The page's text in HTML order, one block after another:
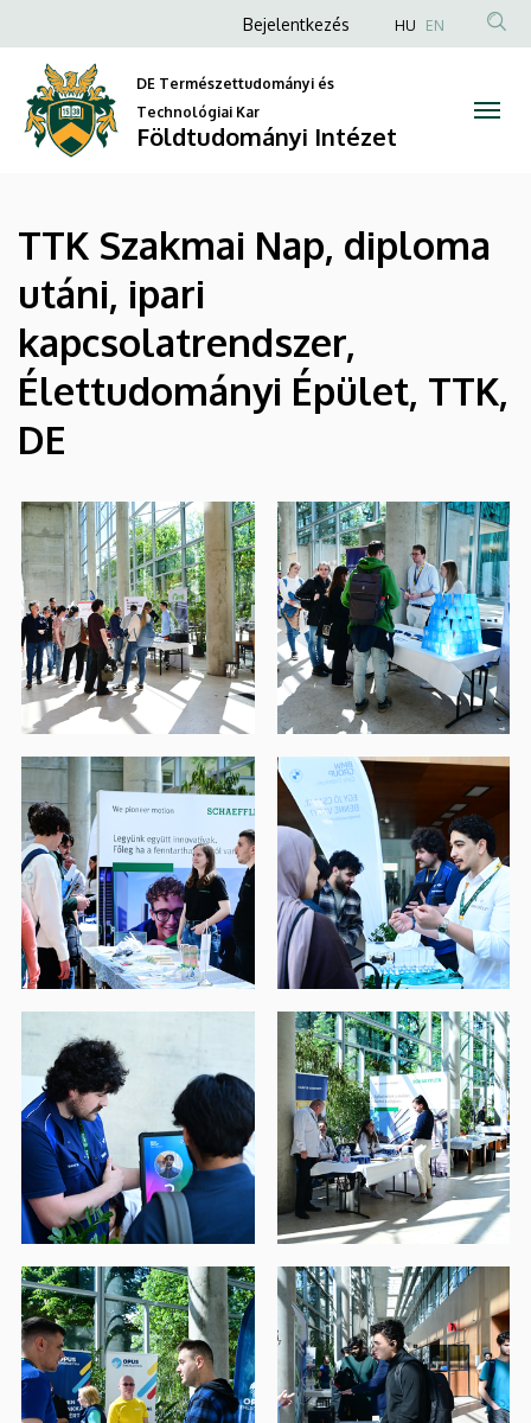
Földtudományi
Intézet
a
tartalomra
Anonim
fiók
menüje
Bejelentkezés HU EN
DE Természettudományi és
Technológiai Kar
Földtudományi Intézet
TTK Szakmai Nap, diploma
utáni, ipari
kapcsolatrendszer,
Élettudományi Épület, TTK,
DE